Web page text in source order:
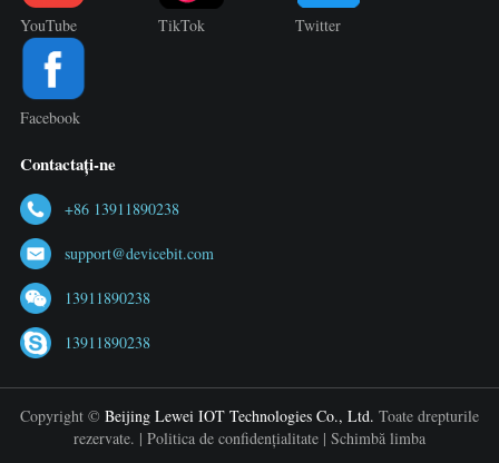
YouTube TikTok Twitter
Facebook
Contactați-ne
+86 13911890238
support@devicebit.com
13911890238
13911890238
Copyright © Beijing Lewei IOT Technologies Co., Ltd. Toate drepturile
rezervate. | Politica de confidențialitate | Schimbă limba